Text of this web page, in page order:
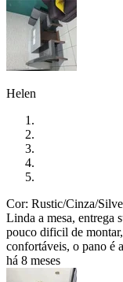
Helen
Cor: Rustic/Cinza/
Linda a mesa, entrega
pouco dificil de
confortáveis, o pano é
há 8 meses